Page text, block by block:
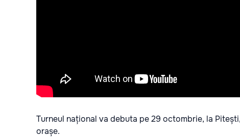
Turneul național va debuta pe 29 octombrie, la
orașe.